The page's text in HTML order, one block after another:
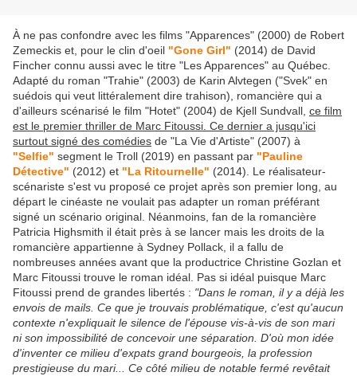
À ne pas confondre avec les films "Apparences" (2000) de Robert
Zemeckis et, pour le clin d'oeil "Gone Girl" (2014) de David
Fincher connu aussi avec le titre "Les Apparences" au Québec.
Adapté du roman "Trahie" (2003) de Karin Alvtegen ("Svek" en
suédois qui veut littéralement dire trahison), romancière qui a
d'ailleurs scénarisé le film "Hotet" (2004) de Kjell Sundvall, ce film
est le premier thriller de Marc Fitoussi. Ce dernier a jusqu'ici
surtout signé des comédies de "La Vie d'Artiste" (2007) à
"Selfie" segment le Troll (2019) en passant par "Pauline
Détective" (2012) et "La Ritournelle" (2014). Le réalisateur-
scénariste s'est vu proposé ce projet après son premier long, au
départ le cinéaste ne voulait pas adapter un roman préférant
signé un scénario original. Néanmoins, fan de la romancière
Patricia Highsmith il était près à se lancer mais les droits de la
romancière appartienne à Sydney Pollack, il a fallu de
nombreuses années avant que la productrice Christine Gozlan et
Marc Fitoussi trouve le roman idéal. Pas si idéal puisque Marc
Fitoussi prend de grandes libertés : "Dans le roman, il y a déjà les
envois de mails. Ce que je trouvais problématique, c'est qu'aucun
contexte n'expliquait le silence de l'épouse vis-à-vis de son mari
ni son impossibilité de concevoir une séparation. D'où mon idée
d'inventer ce milieu d'expats grand bourgeois, la profession
prestigieuse du mari... Ce côté milieu de notable fermé revêtait